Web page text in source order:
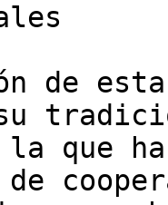
de
que